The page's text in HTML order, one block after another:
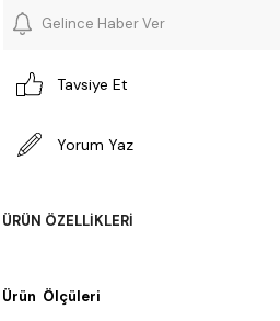
Gelince Haber Ver
Tavsiye Et
Yorum Yaz
ÜRÜN ÖZELLIKLERI
Ürün Ölçüleri